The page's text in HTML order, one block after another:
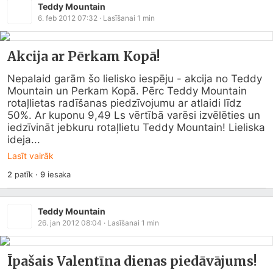
Teddy Mountain
6. feb 2012 07:32 · Lasīšanai 1 min
Akcija ar Pērkam Kopā!
Nepalaid garām šo lielisko iespēju - akcija no Teddy
Mountain un Perkam Kopā. Pērc Teddy Mountain
rotaļlietas radīšanas piedzīvojumu ar atlaidi līdz
50%. Ar kuponu 9,49 Ls vērtībā varēsi izvēlēties un
iedzīvināt jebkuru rotaļlietu Teddy Mountain! Lieliska
ideja...
Lasīt vairāk
2 patīk ·9iesaka
Teddy Mountain
26. jan 2012 08:04 · Lasīšanai 1 min
Īpašais Valentīna dienas piedāvājums!